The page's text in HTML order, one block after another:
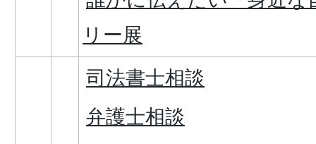
リー展
司法書士相談
弁護士相談